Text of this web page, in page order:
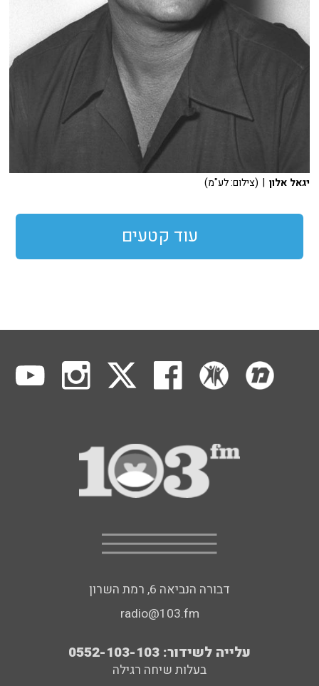
יגאל אלון | (צילום: לע"מ)
עוד קטעים
דבורה הנביאה 6, רמת השרון
radio@103.fm
עלייה לשידור: 0552-103-103
בעלות שיחה רגילה